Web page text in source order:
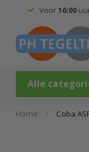
Voor16:00
Alle
Home / Coba